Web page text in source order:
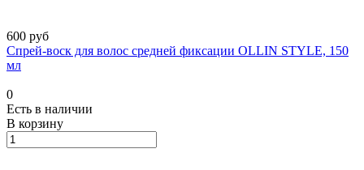
600 руб
Спрей-воск для волос средней фиксации OLLIN STYLE, 150
мл
0
Есть в наличии
В корзину